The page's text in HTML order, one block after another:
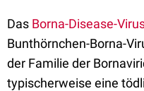
Das Borna-Disease-
Bunthörnchen-Borna-
der Familie der
typischerweise eine